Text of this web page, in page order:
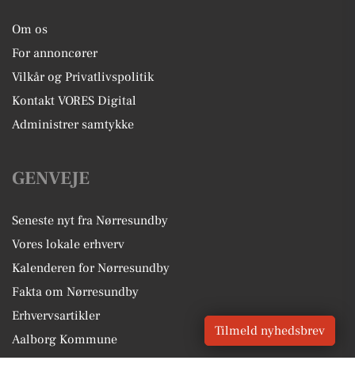
Om os
For annoncører
Vilkår og Privatlivspolitik
Kontakt VORES Digital
Administrer samtykke
GENVEJE
Seneste nyt fra Nørresundby
Vores lokale erhverv
Kalenderen for Nørresundby
Fakta om Nørresundby
Erhvervsartikler
Aalborg Kommune
Få en gratis salgsvurdering
Tilmeld nyhedsbrev